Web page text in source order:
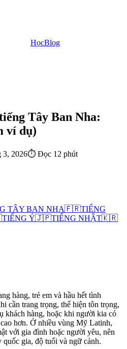
HọcBlog
Tây Ban Nha:
ví dụ)
3, 2026⏱ Đọc 12 phút
TÂY BAN NHA🇫🇷TIẾNG
TIẾNG Ý🇯🇵TIẾNG NHẬT🇰🇷
hàng, trẻ em và hầu hết tình
cần trang trọng, thể hiện tôn trọng,
khách hàng, hoặc khi người kia có
hơn. Ở nhiều vùng Mỹ Latinh,
với gia đình hoặc người yêu, nên
gia, độ tuổi và ngữ cảnh.